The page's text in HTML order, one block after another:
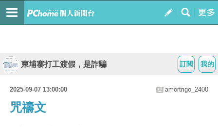
我的
訂閱
柬埔寨打工渡假，是詐騙
2025-09-07 13:00:00 amortrigo_2400
咒禱文